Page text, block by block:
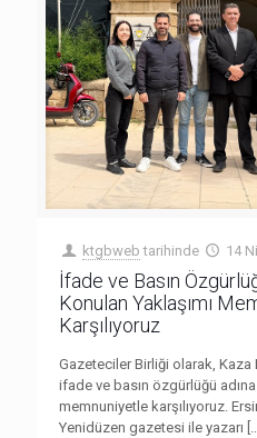
ktgbweb tarihinde 14
İfade ve Basın
Konulan Yaklaşımı
Karşılıyoruz
Gazeteciler Birliği olarak, Kaza
ifade ve basın özgürlüğü
memnuniyetle karşılıyoruz.
Yenidüzen gazetesi ile yazarı